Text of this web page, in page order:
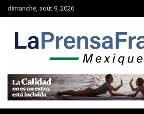
Aller
au
dimanche, août 9, 2026